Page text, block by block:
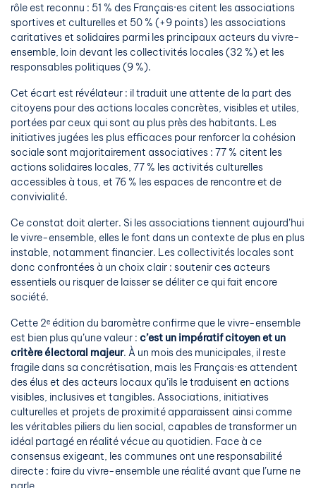
rôle est reconnu : 51 % des Français·es citent les associations
sportives et culturelles et 50 % (+9 points) les associations
caritatives et solidaires parmi les principaux acteurs du vivre-
ensemble, loin devant les collectivités locales (32 %) et les
responsables politiques (9 %).
Cet écart est révélateur : il traduit une attente de la part des
citoyens pour des actions locales concrètes, visibles et utiles,
portées par ceux qui sont au plus près des habitants. Les
initiatives jugées les plus efficaces pour renforcer la cohésion
sociale sont majoritairement associatives : 77 % citent les
actions solidaires locales, 77 % les activités culturelles
accessibles à tous, et 76 % les espaces de rencontre et de
convivialité.
Ce constat doit alerter. Si les associations tiennent aujourd’hui
le vivre-ensemble, elles le font dans un contexte de plus en plus
instable, notamment financier. Les collectivités locales sont
donc confrontées à un choix clair : soutenir ces acteurs
essentiels ou risquer de laisser se déliter ce qui fait encore
société.
Cette 2ᵉ édition du baromètre confirme que le vivre-ensemble
est bien plus qu’une valeur : c’est un impératif citoyen et un
critère électoral majeur. À un mois des municipales, il reste
fragile dans sa concrétisation, mais les Français·es attendent
des élus et des acteurs locaux qu’ils le traduisent en actions
visibles, inclusives et tangibles. Associations, initiatives
culturelles et projets de proximité apparaissent ainsi comme
les véritables piliers du lien social, capables de transformer un
idéal partagé en réalité vécue au quotidien. Face à ce
consensus exigeant, les communes ont une responsabilité
directe : faire du vivre-ensemble une réalité avant que l’urne ne